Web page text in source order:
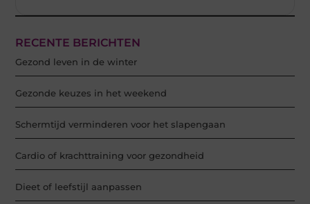
RECENTE BERICHTEN
Gezond leven in de winter
Gezonde keuzes in het weekend
Schermtijd verminderen voor het slapengaan
Cardio of krachttraining voor gezondheid
Dieet of leefstijl aanpassen